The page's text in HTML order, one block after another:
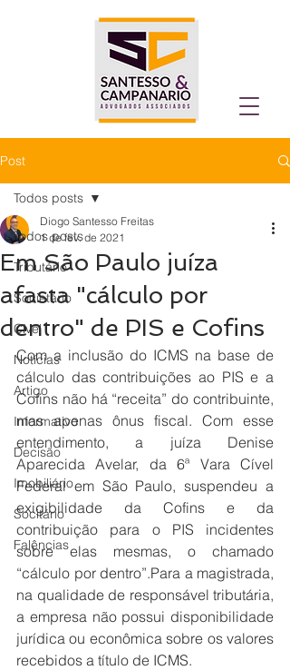
Post
Todos posts
Tributário
Societário
Cível
Notícias
Artigo
Informativo
Decisão
Imobiliário
Socitário
Falências
Todos posts
Em São Paulo juíza
afasta "cálculo por
dentro" de PIS e Cofins
Diogo Santesso Freitas
1 de fev. de 2021
Com a inclusão do ICMS na base de
cálculo das contribuições ao PIS e a
Cofins não há “receita” do contribuinte,
mas apenas ônus fiscal. Com esse
entendimento, a juíza Denise
Aparecida Avelar, da 6ª Vara Cível
Federal em São Paulo, suspendeu a
exigibilidade da Cofins e da
contribuição para o PIS incidentes
sobre elas mesmas, o chamado
“cálculo por dentro”.Para a magistrada,
na qualidade de responsável tributária,
a empresa não possui disponibilidade
jurídica ou econômica sobre os valores
recebidos a título de ICMS.